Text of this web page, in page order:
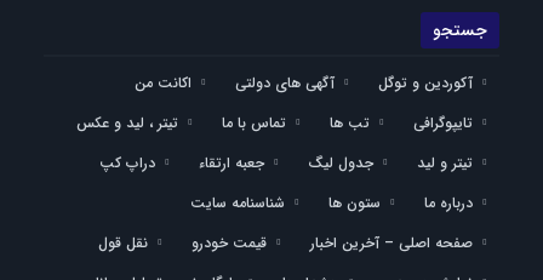
آکوردین و توگل آگهی های دولتی
اکانت من
تایپوگرافی
تب ها تماس با ما
تیتر ، لید و عکس
تیتر و لید
جدول لیگ جعبه ارتقاء
دراپ کپ
درباره ما
ستون ها
شناسنامه سایت
صفحه اصلی – آخرین اخبار
قیمت خودرو
نقل قول